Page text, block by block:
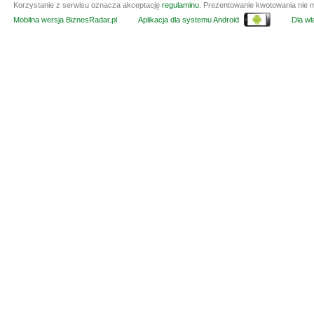
Korzystanie z serwisu oznacza akceptację regulaminu . Prezentowanie kwotowania
Mobilna wersja BiznesRadar.pl
Aplikacja dla systemu Android Dla